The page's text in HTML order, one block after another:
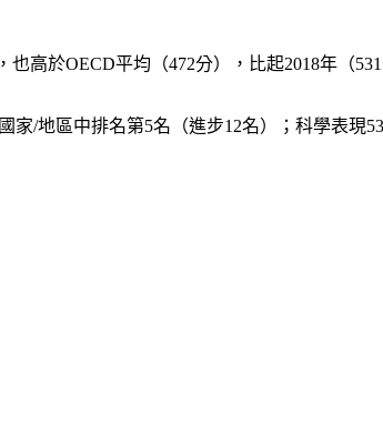
高於OECD平均（472分），比起2018年（
/地區中排名第5名（進步12名）；科學表現